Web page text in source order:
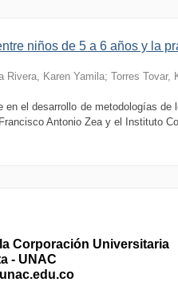
niños de 5 a 6 años y la
Rivera, Karen Yamila; Torres Tovar,
el desarrollo de metodologías de
Antonio Zea y el Instituto
Corporación Universitaria
- UNAC